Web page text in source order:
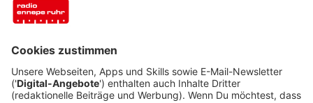
Das Unternehmen Amprion will das Stromnetz
Wuppertal verstärken und zu einer 380-Kilovolt-
Leitung ausbauen. Hierfür soll hauptsächlich die